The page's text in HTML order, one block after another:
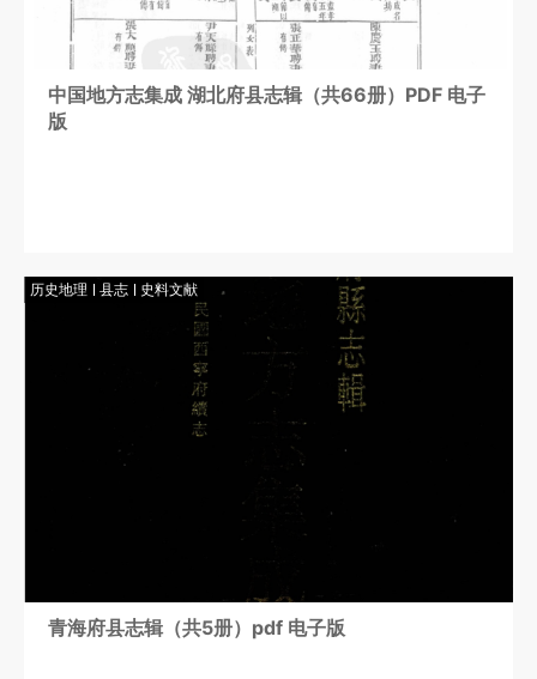
中国地方志集成 湖北府县志辑（共66册）PDF 电子
版
历史地理 县志 史料文献
青海府县志辑（共5册）pdf 电子版